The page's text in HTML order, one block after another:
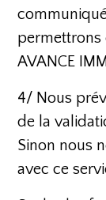
permettrons
AVANCE
4/ Nous
de la
Sinon nous
avec ce